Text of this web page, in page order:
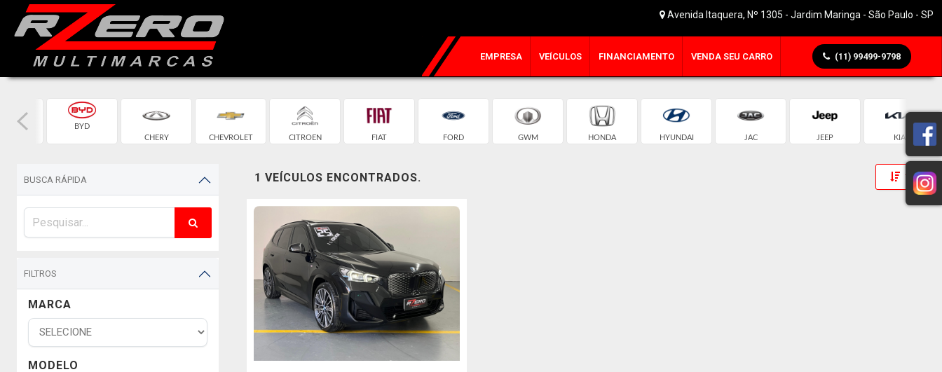
Avenida Itaquera, Nº 1305 - Jardim Maringa - São Paulo - SP
EMPRESA VEÍCULOS FINANCIAMENTO VENDA SEU CARRO (11) 99499-9798
BYD
CHERY
CHEVROLET CITROEN FIAT FORD GWM HONDA HYUNDAI JAC JEEP KIA
BUSCA RÁPIDA
FILTROS
MARCA
MODELO
1 VEÍCULOS ENCONTRADOS. Toggle